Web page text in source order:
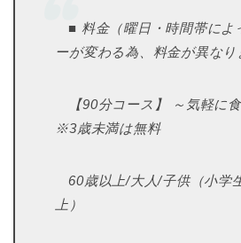
■ 料金（曜日・時間帯によ
ーが変わる為、料金が異なり
【90分コース】 ～気軽
※3歳未満は無料
60歳以上/大人/子供（小学
上）